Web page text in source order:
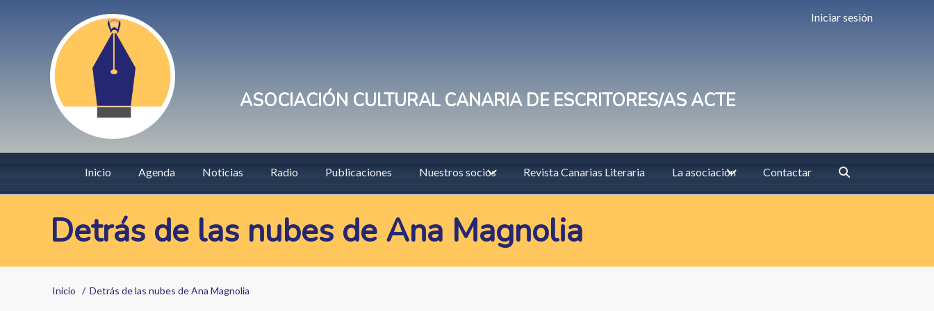
User
account
menu
Iniciar sesión
ASOCIACIÓN CULTURAL CANARIA DE ESCRITORES/AS ACTE
Main
navigation
Inicio Agenda Noticias Radio Publicaciones Nuestros socios Revista Canarias Literaria La asociación Contactar
Detrás de las nubes de Ana Magnolia
Sobrescribir
Inicio Detrás de las nubes de Ana Magnolia